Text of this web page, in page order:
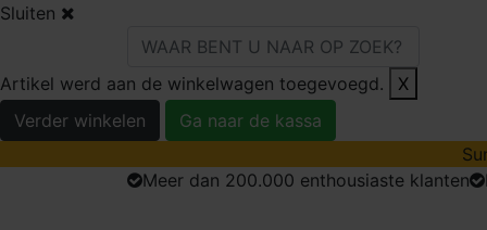
Sluiten
Artikel werd aan de winkelwagen toegevoegd.
X
Verder winkelen
Ga naar de kassa
Meer dan 200.000 enthousiaste klanten